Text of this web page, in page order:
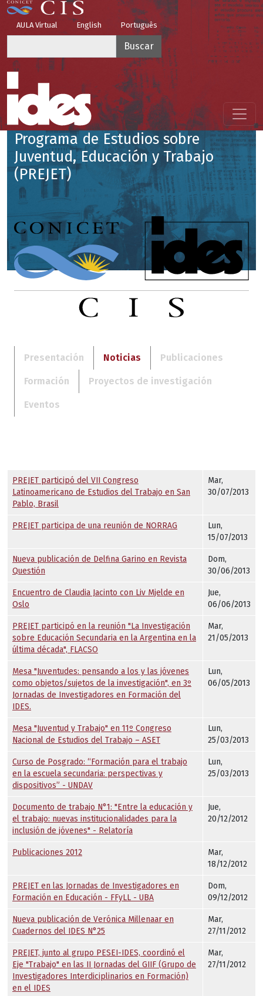
Pasar al contenido principal
Top Menu
AULA Virtual English Português
Menú principal
Programa de Estudios sobre
Juventud, Educación y Trabajo
(PREJET)
Presentación Noticias Publicaciones
Formación Proyectos de investigación
Eventos
PREJET participó del VII Congreso
Latinoamericano de Estudios del Trabajo en San
Pablo, Brasil
Mar,
30/07/2013
PREJET participa de una reunión de NORRAG
Lun,
15/07/2013
Nueva publicación de Delfina Garino en Revista
Questión
Dom,
30/06/2013
Encuentro de Claudia Jacinto con Liv Mjelde en
Oslo
Jue,
06/06/2013
PREJET participó en la reunión "La Investigación
sobre Educación Secundaria en la Argentina en la
última década", FLACSO
Mar,
21/05/2013
Mesa "Juventudes: pensando a los y las jóvenes
como objetos/sujetos de la investigación", en 3º
Jornadas de Investigadores en Formación del
IDES.
Lun,
06/05/2013
Mesa "Juventud y Trabajo" en 11º Congreso
Nacional de Estudios del Trabajo – ASET
Lun,
25/03/2013
Curso de Posgrado: “Formación para el trabajo
en la escuela secundaria: perspectivas y
dispositivos” - UNDAV
Lun,
25/03/2013
Documento de trabajo N°1: "Entre la educación y
el trabajo: nuevas institucionalidades para la
inclusión de jóvenes" - Relatoría
Jue,
20/12/2012
Publicaciones 2012
Mar,
18/12/2012
PREJET en las Jornadas de Investigadores en
Formación en Educación - FFyLL - UBA
Dom,
09/12/2012
Nueva publicación de Verónica Millenaar en
Cuadernos del IDES N°25
Mar,
27/11/2012
PREJET, junto al grupo PESEI-IDES, coordinó el
Eje "Trabajo" en las II Jornadas del GIIF (Grupo de
Investigadores Interdiciplinarios en Formación)
en el IDES
Mar,
27/11/2012